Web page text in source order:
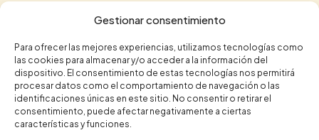
Gestionar consentimiento
Para ofrecer las mejores experiencias, utilizamos tecnologías como
las cookies para almacenar y/o acceder a la información del
dispositivo. El consentimiento de estas tecnologías nos permitirá
procesar datos como el comportamiento de navegación o las
identificaciones únicas en este sitio. No consentir o retirar el
consentimiento, puede afectar negativamente a ciertas
características y funciones.
Información de envío
Contacto
 +34 963 75 20 40  +34 615 35 50 96
 contacto@vendival.com